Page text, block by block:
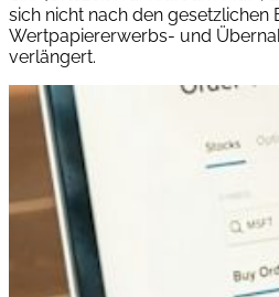
sich nicht nach den gesetzlichen
Wertpapiererwerbs- und
verlängert.